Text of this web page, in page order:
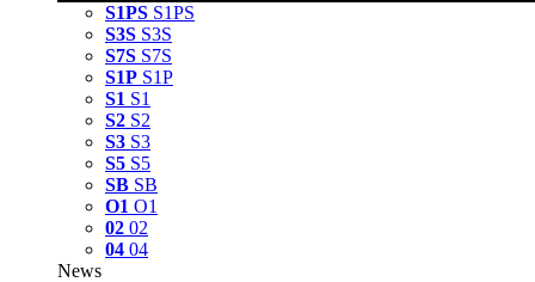
S1PS S1PS
S3S S3S
S7S S7S
S1P S1P
S1 S1
S2 S2
S3 S3
S5 S5
SB SB
O1 O1
02 02
04 04
News